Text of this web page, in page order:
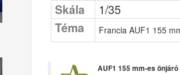
Skála
1/35
Téma
Francia AUF1 155
AUF1 155 mm-es